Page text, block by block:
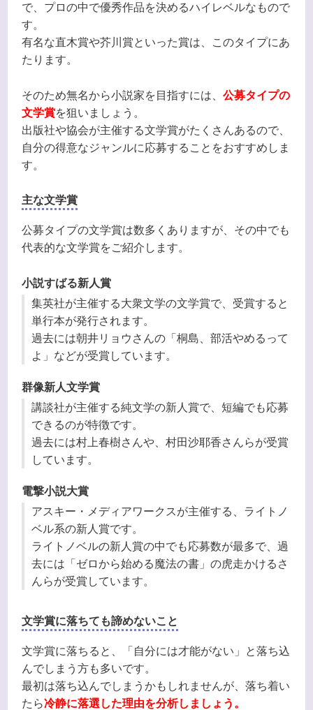
で、プロの中で優秀作品を決めるハイレベルなもので
す。
有名な直木賞や芥川賞といった賞は、このタイプにあ
たります。
そのため無名から小説家を目指すには、 公募タイプの
文学賞を狙いましょう。
出版社や協会が主催する文学賞がたくさんあるので、
自分の得意なジャンルに応募することをおすすめしま
す。
主な文学賞
公募タイプの文学賞は数多くありますが、その中でも
代表的な文学賞をご紹介します。
小説すばる新人賞
集英社が主催する大衆文学の文学賞で、受賞すると
単行本が発行されます。
過去には朝井リョウさんの「桐島、部活やめるって
よ」などが受賞しています。
群像新人文学賞
講談社が主催する純文学の新人賞で、短編でも応募
できるのが特徴です。
過去には村上春樹さんや、村田沙耶香さんらが受賞
しています。
電撃小説大賞
アスキー・メディアワークスが主催する、ライトノ
ベル系の新人賞です。
ライトノベルの新人賞の中でも応募数が最多で、過
去には「ゼロから始める魔法の書」の虎走かけるさ
んらが受賞しています。
文学賞に落ちても諦めないこと
文学賞に落ちると、「自分には才能がない」と落ち込
んでしまう方も多いです。
最初は落ち込んでしまうかもしれませんが、落ち着い
たら冷静に落選した理由を分析しましょう。